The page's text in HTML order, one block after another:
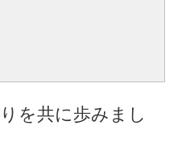
を共に歩みまし